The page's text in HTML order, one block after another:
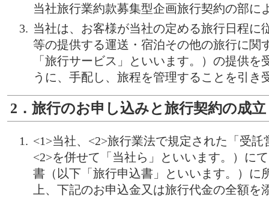
当社旅行業約款募集型企画旅行契約の部に
当社は、お客様が当社の定める旅行日程に
等の提供する運送・宿泊その他の旅行に関
「旅行サービス」といいます。）の提供を
うに、手配し、旅程を管理することを引き
2．旅行のお申し込みと旅行契約の成立
<1>当社、<2>旅行業法で規定された「受託
<2>を併せて「当社ら」といいます。）に
書（以下「旅行申込書」といいます。）に
上、下記のお申込金又は旅行代金の全額を